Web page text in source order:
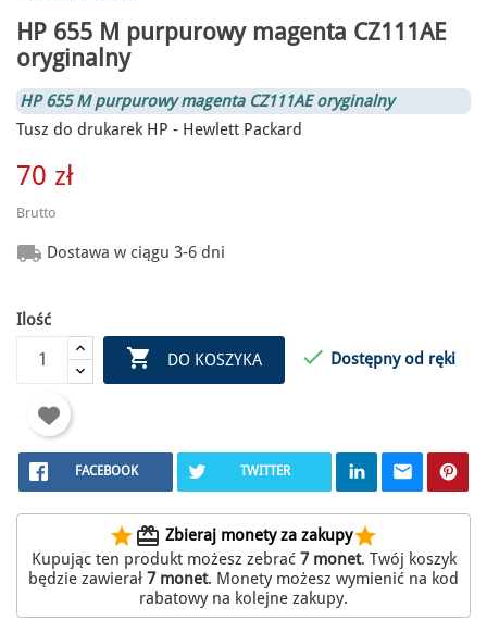
HP 655 M purpurowy magenta CZ111AE
oryginalny
HP 655 M purpurowy magenta CZ111AE oryginalny
Tusz do drukarek HP - Hewlett Packard
70 zł
Brutto
 Dostawa w ciągu 3-6 dni
Ilość
 DO KOSZYKA  Dostępny od ręki
FACEBOOK TWITTER
starredeem Zbieraj monety za zakupystar
Kupując ten produkt możesz zebrać 7monet. Twój koszyk
będzie zawierał 7monet. Monety możesz wymienić na kod
rabatowy na kolejne zakupy.